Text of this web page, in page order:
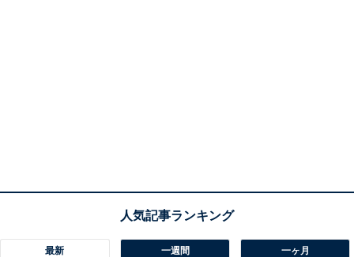
最新 一週間 一ヶ月